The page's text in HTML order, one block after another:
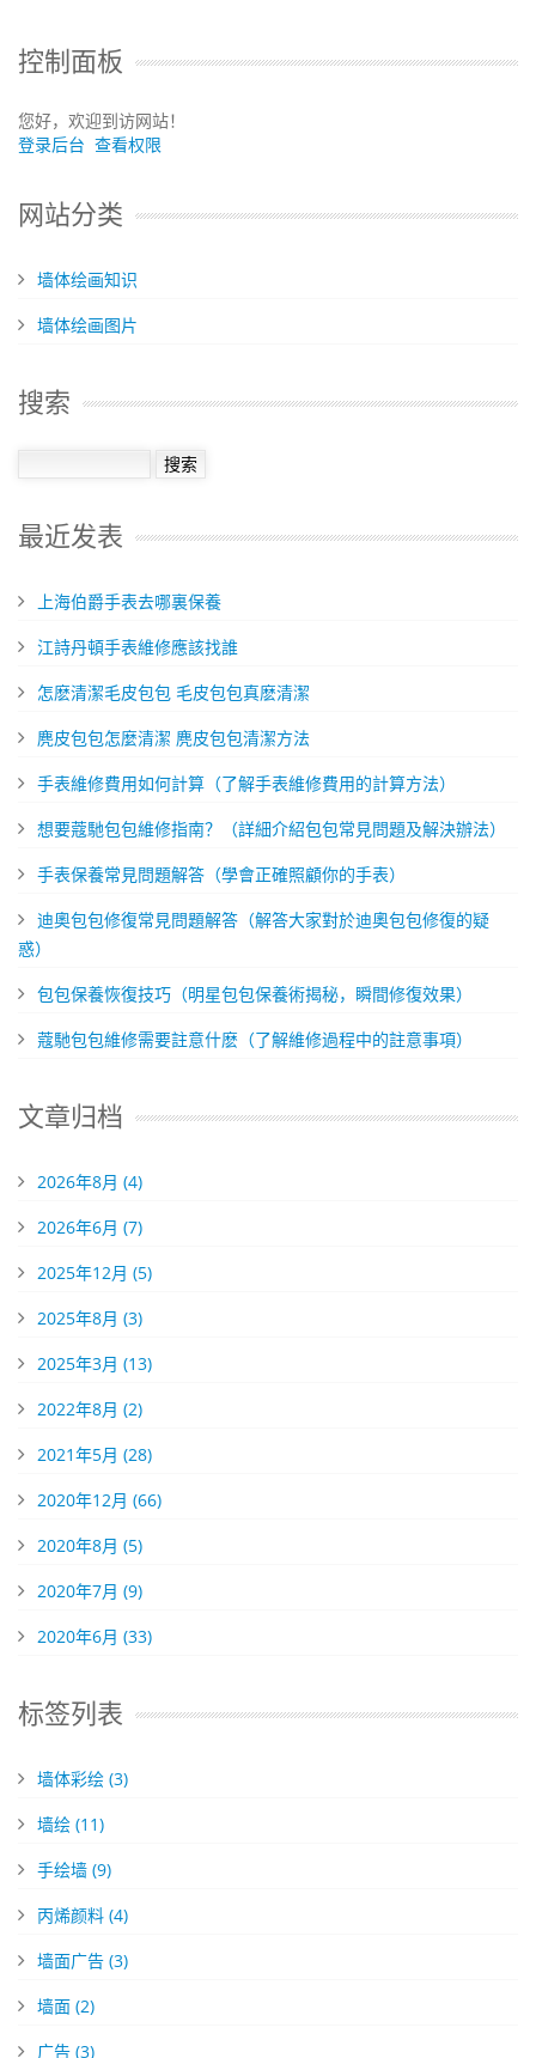
控制面板
您好，欢迎到访网站！
登录后台 查看权限
网站分类
墙体绘画知识
墙体绘画图片
搜索
最近发表
​上海伯爵手表去哪裏保養
​江詩丹頓手表維修應該找誰
​怎麽清潔毛皮包包 毛皮包包真麽清潔
​麂皮包包怎麼清潔 麂皮包包清潔方法
手表維修費用如何計算（了解手表維修費用的計算方法）
想要蔻馳包包維修指南？（詳細介紹包包常見問題及解決辦法）
​手表保養常見問題解答（學會正確照顧你的手表）
迪奧包包修復常見問題解答（解答大家對於迪奧包包修復的疑
惑）
包包保養恢復技巧（明星包包保養術揭秘，瞬間修復效果）
​蔻馳包包維修需要註意什麽（了解維修過程中的註意事項）
文章归档
2026年8月 (4)
2026年6月 (7)
2025年12月 (5)
2025年8月 (3)
2025年3月 (13)
2022年8月 (2)
2021年5月 (28)
2020年12月 (66)
2020年8月 (5)
2020年7月 (9)
2020年6月 (33)
标签列表
墙体彩绘 (3)
墙绘 (11)
手绘墙 (9)
丙烯颜料 (4)
墙面广告 (3)
墙面 (2)
广告 (3)